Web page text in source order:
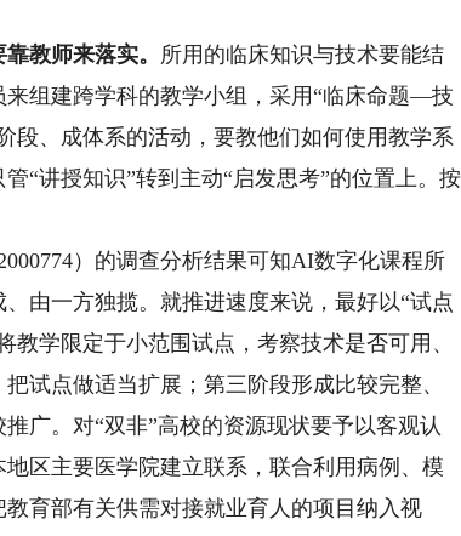
教师来落实。 所用的临床知识与技术要能结
组建跨学科的教学小组，采用“临床命题—技
、成体系的活动，要教他们如何使用教学系
“讲授知识”转到主动“启发思考”的位置上。按
）的调查分析结果可知AI数字化课程所
由一方独揽。就推进速度来说，最好以“试点
学限定于小范围试点，考察技术是否可用、
试点做适当扩展；第三阶段形成比较完整、
广。对“双非”高校的资源现状要予以客观认
区主要医学院建立联系，联合利用病例、模
育部有关供需对接就业育人的项目纳入视